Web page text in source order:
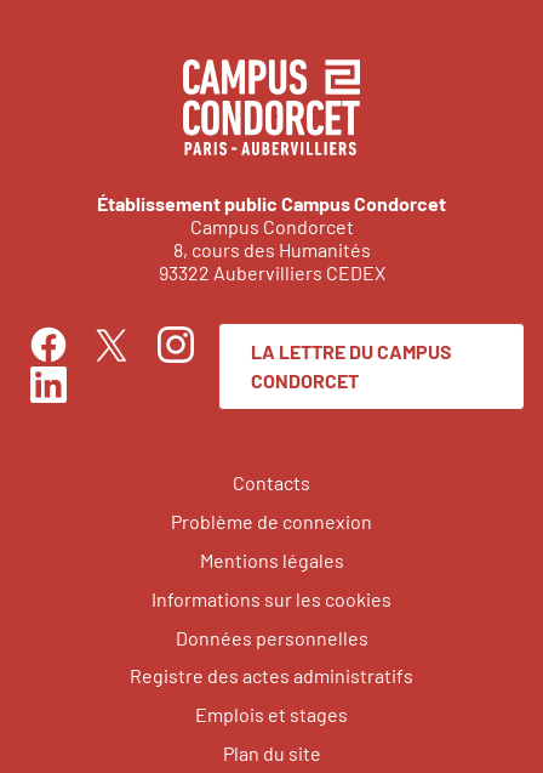
Établissement public Campus Condorcet
Campus Condorcet
8, cours des Humanités
93322 Aubervilliers CEDEX
FacebookTwitterInstagram
LinkedIn
LA LETTRE DU CAMPUS
CONDORCET
Contacts
Problème de connexion
Mentions légales
Informations sur les cookies
Données personnelles
Registre des actes administratifs
Emplois et stages
Plan du site